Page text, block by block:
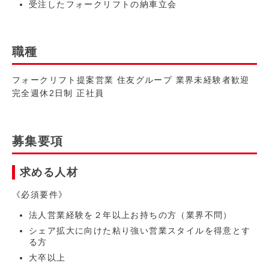
受注したフォークリフトの納車立会
職種
フォークリフト提案営業 住友グループ 業界未経験者歓迎
完全週休2日制 正社員
募集要項
求める人材
《必須要件》
法人営業経験を２年以上お持ちの方（業界不問）
シェア拡大に向けた粘り強い営業スタイルを得意とす
る方
大卒以上